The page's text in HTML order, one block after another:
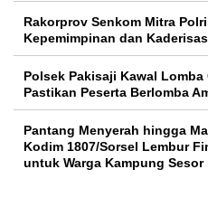
Rakorprov Senkom Mitra
Kepemimpinan dan
Polsek Pakisaji Kawal Lomba
Pastikan Peserta Berlomba
Pantang Menyerah hingga
Kodim 1807/Sorsel Lembur
untuk Warga Kampung Sesor